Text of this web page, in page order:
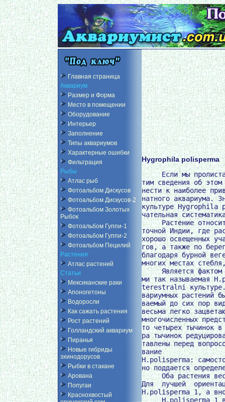
Главная страница
Аквариум
Размер и Форма
Место в помещении
Оборудование
Интерьер
Заполнение
Типы аквариумов
Характерные ошибки
Фильтрация
Рыбы
Атлас рыб
Фотоальбом Дискусов
Фотоальбом Дискусов-2
Фотоальбом Золотых
Рыбок
Фотоальбом Гуппи-1
Фотоальбом Гуппи-2
Фотоальбом Пецилий
Растения
Атлас растений
Статьи
Мексиканские раки
Апоногетоны
Водоросли
Как сажать растения
Рост растений
Голландский аквариум
Пиранья
Новые гибриды
эхинодорусов
Рыбки в стакане
Арована
Попугаи
Краснохвостый
Hygrophila polisperma
Если мы
тим сведения об
нести к наиболее
натного аквариума.
культуре Hygrophila
чательная
Растение
точной Индии, где
хорошо освещенных
гов, а также по
благодаря бурной
многих местах
Является
ми так называемая
terestralni культуре.
вариумных растений
ваемый до сих пор
весьма легко
многочисленных
то четырех тычинок
ра тычинок
тавлены перед
вание
H.polisperma:
но поддается
Оба растения
Для  лучшей
H.polisperma 1, а
H.polisperma 1